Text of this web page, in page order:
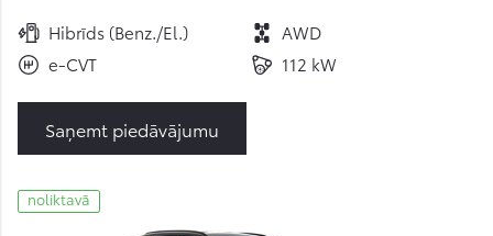
Hibrīds (Benz./El.)
AWD
e-CVT
112 kW
Saņemt piedāvājumu
noliktavā